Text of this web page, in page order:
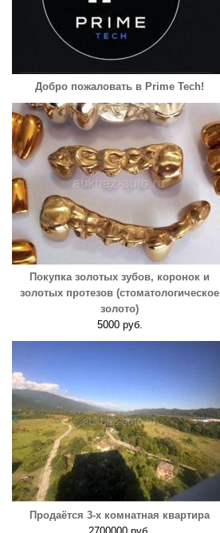
Добро пожаловать в Prime Tech!
Покупка золотых зубов, коронок и
золотых протезов (стоматологическое
золото)
5000 руб.
Продаётся 3-х комнатная квартира